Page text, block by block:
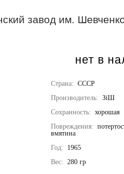
завод им.
нет в
Страна: СССР
Производитель: ЗiШ
Сохранность: хорошая
Повреждения:
вмятина
Год: 1965
Вес: 280 гр